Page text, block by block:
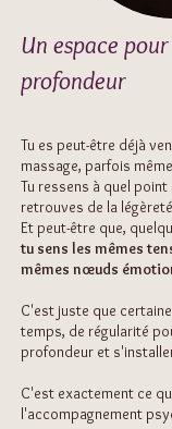
Un espace
profondeur
Tu es peut-être déjà
massage, parfois
Tu ressens à quel
retrouves de la
Et peut-être que,
tu sens les mêmes
mêmes nœuds
C'est juste que
temps, de régularité
profondeur et
C'est exactement ce
l'accompagnement